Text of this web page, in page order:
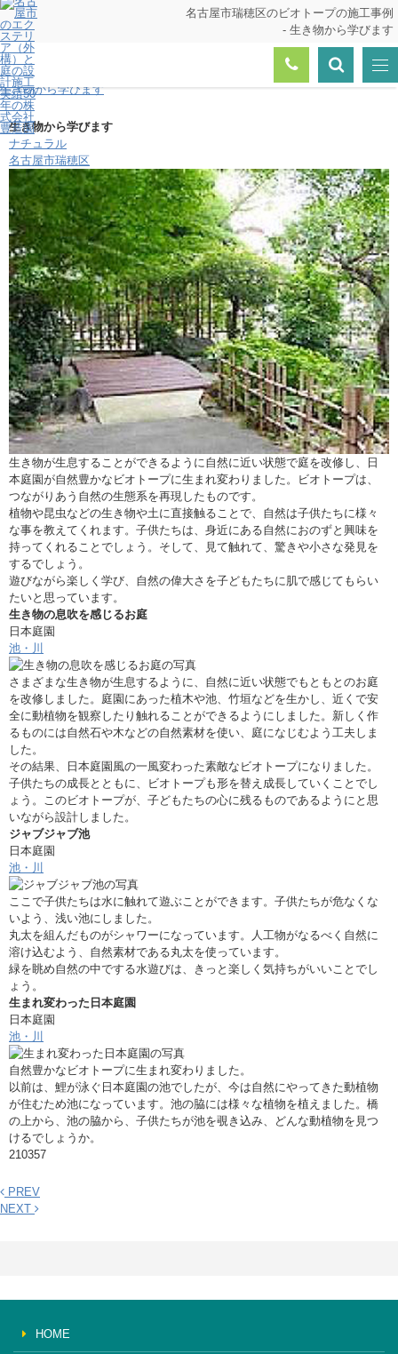
名古屋市瑞穂区のビオトープの施工事例
- 生き物から学びます
トップページ
生活提案例（施工事例）
生き物から学びます
生き物から学びます
ナチュラル
名古屋市瑞穂区
生き物が生息することができるように自然に近い状態で庭を改修し、日
本庭園が自然豊かなビオトープに生まれ変わりました。ビオトープは、
つながりあう自然の生態系を再現したものです。
植物や昆虫などの生き物や土に直接触ることで、自然は子供たちに様々
な事を教えてくれます。子供たちは、身近にある自然におのずと興味を
持ってくれることでしょう。そして、見て触れて、驚きや小さな発見を
するでしょう。
遊びながら楽しく学び、自然の偉大さを子どもたちに肌で感じてもらい
たいと思っています。
生き物の息吹を感じるお庭
日本庭園
池・川
さまざまな生き物が生息するように、自然に近い状態でもともとのお庭
を改修しました。庭園にあった植木や池、竹垣などを生かし、近くで安
全に動植物を観察したり触れることができるようにしました。新しく作
るものには自然石や木などの自然素材を使い、庭になじむよう工夫しま
した。
その結果、日本庭園風の一風変わった素敵なビオトープになりました。
子供たちの成長とともに、ビオトープも形を替え成長していくことでし
ょう。このビオトープが、子どもたちの心に残るものであるようにと思
いながら設計しました。
ジャブジャブ池
日本庭園
池・川
ここで子供たちは水に触れて遊ぶことができます。子供たちが危なくな
いよう、浅い池にしました。
丸太を組んだものがシャワーになっています。人工物がなるべく自然に
溶け込むよう、自然素材である丸太を使っています。
緑を眺め自然の中でする水遊びは、きっと楽しく気持ちがいいことでし
ょう。
生まれ変わった日本庭園
日本庭園
池・川
自然豊かなビオトープに生まれ変わりました。
以前は、鯉が泳ぐ日本庭園の池でしたが、今は自然にやってきた動植物
が住むため池になっています。池の脇には様々な植物を植えました。橋
の上から、池の脇から、子供たちが池を覗き込み、どんな動植物を見つ
けるでしょうか。
210357
PREV
NEXT
HOME